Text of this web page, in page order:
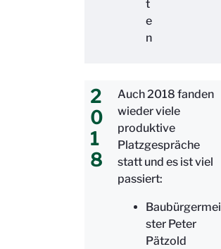
t
e
n
2
0
1
8
Auch 2018 fanden
wieder viele
produktive
Platzgespräche
statt und es ist viel
passiert:
Baubürgermei
ster Peter
Pätzold